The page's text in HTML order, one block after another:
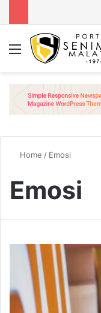
Menu
Home / Emosi
Emosi